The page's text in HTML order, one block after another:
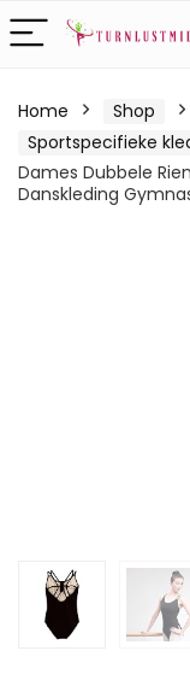
Home Shop
Sportspecifieke
Dames Dubbele
Danskleding